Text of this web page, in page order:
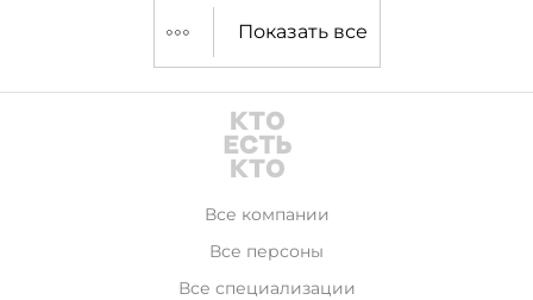
Показать все
Все компании
Все персоны
Все специализации